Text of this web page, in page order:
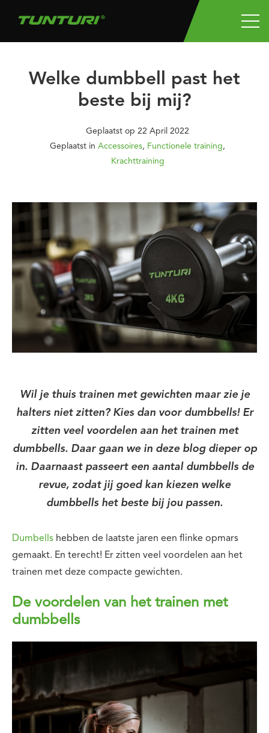
Welke dumbbell past het
beste bij mij?
Geplaatst op 22 April 2022
Geplaatst in Accessoires, Functionele training,
Krachttraining
Wil je thuis trainen met gewichten maar zie je
halters niet zitten? Kies dan voor dumbbells! Er
zitten veel voordelen aan het trainen met
dumbbells. Daar gaan we in deze blog dieper op
in. Daarnaast passeert een aantal dumbbells de
revue, zodat jij goed kan kiezen welke
dumbbells het beste bij jou passen.
Dumbells hebben de laatste jaren een flinke opmars
gemaakt. En terecht! Er zitten veel voordelen aan het
trainen met deze compacte gewichten.
De voordelen van het trainen met
dumbbells